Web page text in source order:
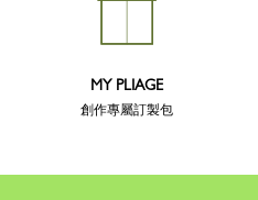
MY PLIAGE
創作專屬訂製包